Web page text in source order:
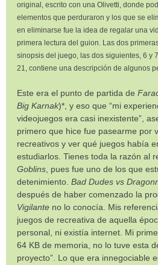
original, escrito con una Olivetti, donde
elementos que perduraron y los que se
en eliminarse fue la idea de regalar una
primera lectura del guion. Las dos
sinopsis del juego, las dos siguientes, 6 y
21, contiene una descripción de algunos
Este era el punto de partida de
Big Karnak)*, y eso que “mi
videojuegos era casi inexistente”,
primero que hice fue pasearme por
recreativos y ver qué juegos había
estudiarlos. Tienes toda la razón al
Goblins , pues fue uno de los que
detenimiento. Bad Dudes vs
después de haber comenzado la
Vigilante no lo conocía. Mis
juegos de recreativa de aquella
personal, ni existía internet. Mi
64 KB de memoria, no lo tuve esta
proyecto”. Lo que era innegociable